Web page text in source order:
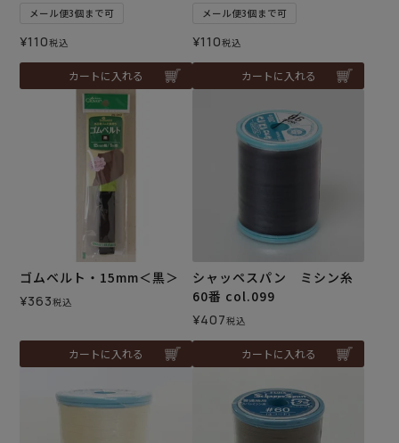
メール便3個まで可
¥110税込
カートに入れる
メール便3個まで可
¥110税込
カートに入れる
ゴムベルト・15mm＜黒＞
¥363税込
カートに入れる
シャッペスパン ミシン糸
60番 col.099
¥407税込
カートに入れる